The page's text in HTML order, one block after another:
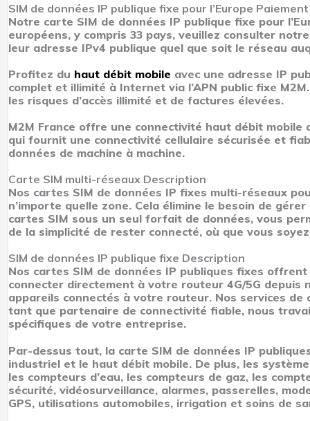
SIM de données IP publique fixe pour l’Europe
Notre carte SIM de données IP publique fixe pour
européens, y compris 33 pays, veuillez consulter
leur adresse IPv4 publique quel que soit le réseau
Profitez du haut débit mobile avec une adresse IP
complet et illimité à Internet via l’APN public fixe
les risques d’accès illimité et de factures élevées.
M2M France offre une connectivité haut débit
qui fournit une connectivité cellulaire sécurisée et
données de machine à machine.
Carte SIM multi-réseaux Description
Nos cartes SIM de données IP fixes multi-réseaux
n’importe quelle zone. Cela élimine le besoin de
cartes SIM sous un seul forfait de données, vous
de la simplicité de rester connecté, où que vous
SIM de données IP publique fixe Description
Nos cartes SIM de données IP publiques fixes
connecter directement à votre routeur 4G/5G
appareils connectés à votre routeur. Nos services
tant que partenaire de connectivité fiable, nous
spécifiques de votre entreprise.
Par-dessus tout, la carte SIM de données IP
industriel et le haut débit mobile. De plus, les
les compteurs d’eau, les compteurs de gaz, les
sécurité, vidéosurveillance, alarmes, passerelles,
GPS, utilisations automobiles, irrigation et soins de